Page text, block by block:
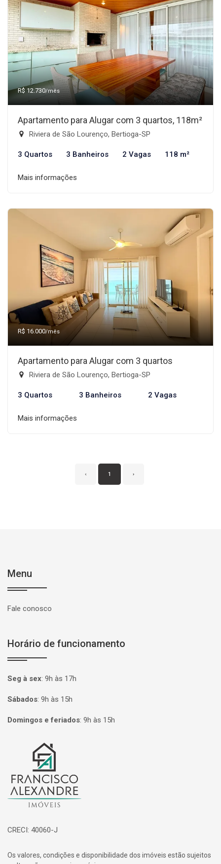
R$ 12.730/mês
Apartamento para Alugar com 3 quartos, 118m²
Riviera de São Lourenço, Bertioga-SP
3 Quartos 3 Banheiros 2 Vagas 118 m²
Mais informações
R$ 16.000/mês
Apartamento para Alugar com 3 quartos
Riviera de São Lourenço, Bertioga-SP
3 Quartos 3 Banheiros 2 Vagas
Mais informações
‹ 1 ›
Menu
Fale conosco
Horário de funcionamento
Seg à sex: 9h às 17h
Sábados: 9h às 15h
Domingos e feriados: 9h às 15h
Página inicial
CRECI: 40060-J
Os valores, condições e disponibilidade dos imóveis estão sujeitos